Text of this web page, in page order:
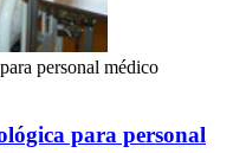
personal médico
para personal